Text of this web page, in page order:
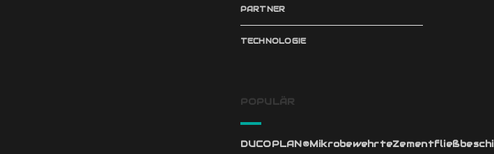
PARTNER
TECHNOLOGIE
POPULÄR